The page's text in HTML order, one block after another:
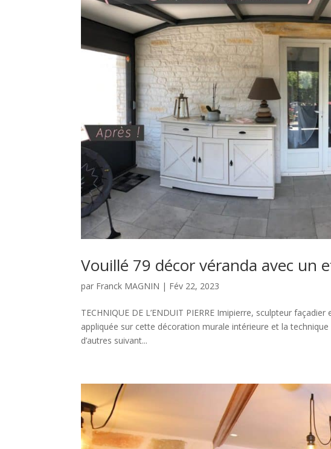
Vouillé 79 décor véranda avec un
par Franck MAGNIN | Fév 22, 2023
TECHNIQUE DE L’ENDUIT PIERRE Imipierre, sculpteur
appliquée sur cette décoration murale intérieure et la
d’autres suivant...